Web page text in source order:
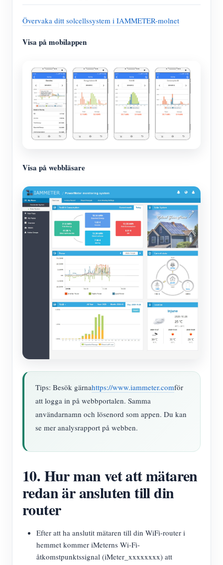
Övervaka ditt solcellssystem i IAMMETER-molnet
Visa på mobilappen
Visa på webbläsare
Tips: Besök gärnahttps://www.iammeter.comför
att logga in på webbportalen. Samma
användarnamn och lösenord som appen. Du kan
se mer analysrapport på webben.
10. Hur man vet att mätaren
redan är ansluten till din
router
Efter att ha anslutit mätaren till din WiFi-router i
hemmet kommer iMeterns Wi-Fi-
åtkomstpunktssignal (iMeter_xxxxxxxx) att